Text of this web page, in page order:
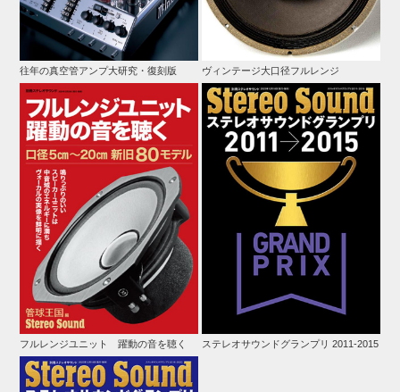
往年の真空管アンプ大研究・復刻版 ヴィンテージ大口径フルレンジ
フルレンジユニット 躍動の音を聴く ステレオサウンドグランプリ 2011-2015